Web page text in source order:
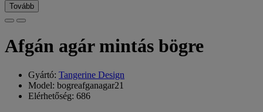
Tovább
Afgán agár mintás bögre
Gyártó: Tangerine Design
Model: bogreafganagar21
Elérhetőség: 686